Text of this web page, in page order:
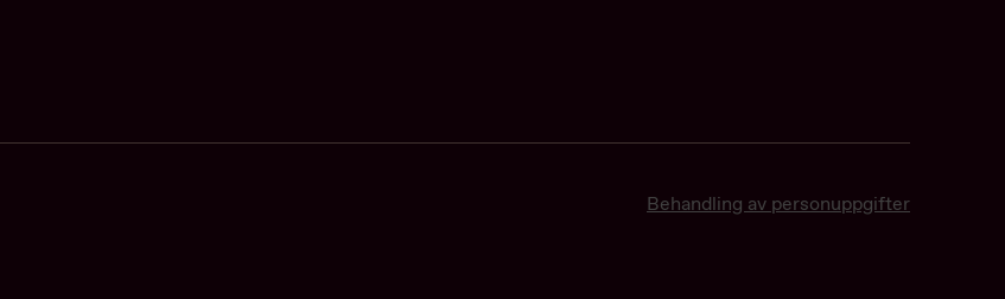
Behandling av personuppgifter